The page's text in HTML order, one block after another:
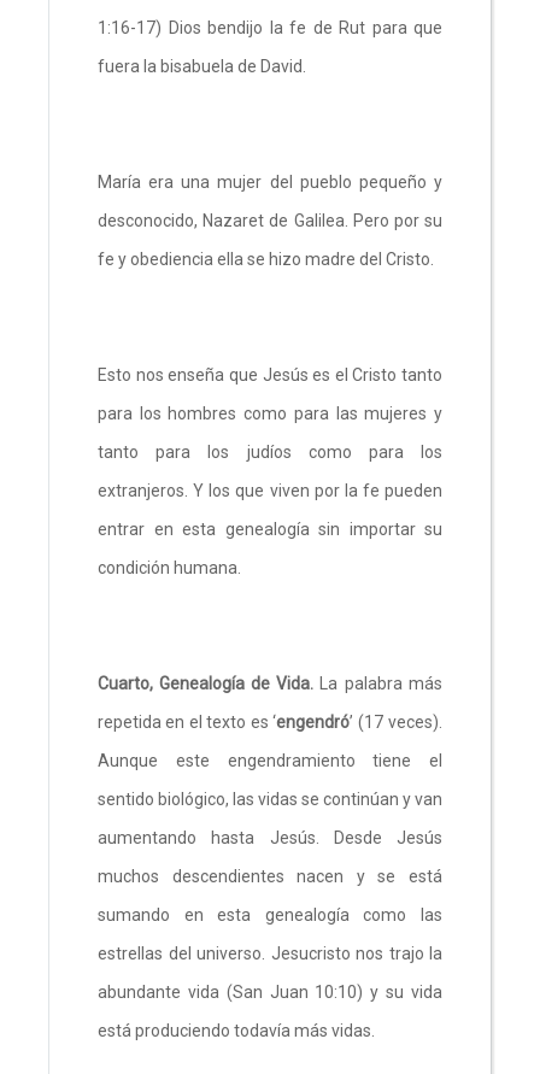
1:16-17) Dios bendijo la fe de Rut para que
fuera la bisabuela de David.
María era una mujer del pueblo pequeño y
desconocido, Nazaret de Galilea. Pero por su
fe y obediencia ella se hizo madre del Cristo.
Esto nos enseña que Jesús es el Cristo tanto
para los hombres como para las mujeres y
tanto para los judíos como para los
extranjeros. Y los que viven por la fe pueden
entrar en esta genealogía sin importar su
condición humana.
Cuarto, Genealogía de Vida. La palabra más
repetida en el texto es ‘engendró’ (17 veces).
Aunque este engendramiento tiene el
sentido biológico, las vidas se continúan y van
aumentando hasta Jesús. Desde Jesús
muchos descendientes nacen y se está
sumando en esta genealogía como las
estrellas del universo. Jesucristo nos trajo la
abundante vida (San Juan 10:10) y su vida
está produciendo todavía más vidas.